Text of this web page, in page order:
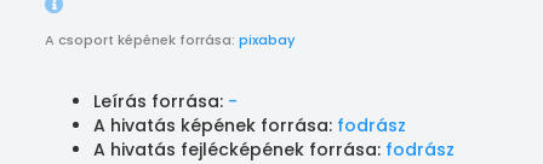
A csoport képének forrása:pixabay
Leírás forrása: -
A hivatás képének forrása: fodrász
A hivatás fejlécképének forrása: fodrász